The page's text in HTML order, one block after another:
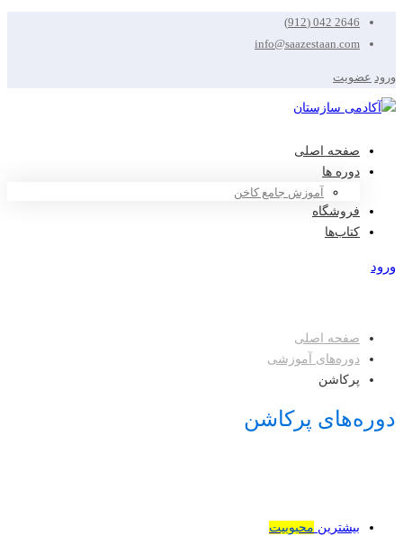
2646 042 (912)
info@saazestaan.com
ورود عضویت
صفحه اصلی
دوره ها
آموزش جامع کاخن
فروشگاه
کتاب‌ها
ورود
صفحه اصلی
دوره‌های آموزشی
پرکاشن
دوره‌های پرکاشن
بیشترین محبوبیت